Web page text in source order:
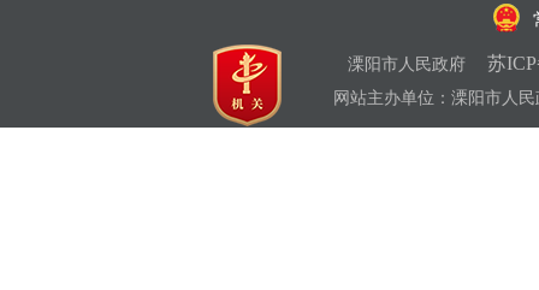
溧阳市人民政府 苏
网站主办单位：溧阳市人